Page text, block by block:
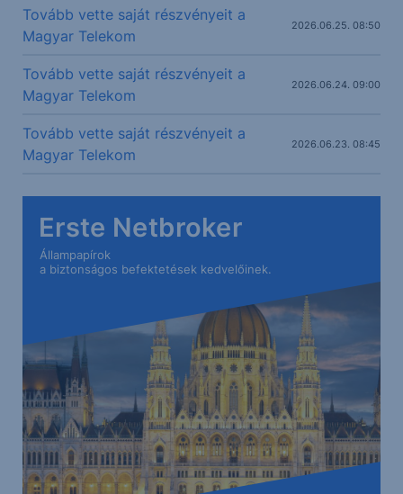
Tovább vette saját részvényeit a
Magyar Telekom
2026.06.25. 08:50
Tovább vette saját részvényeit a
Magyar Telekom
2026.06.24. 09:00
Tovább vette saját részvényeit a
Magyar Telekom
2026.06.23. 08:45
Erste Netbroker
Állampapírok
a biztonságos befektetések kedvelőinek.